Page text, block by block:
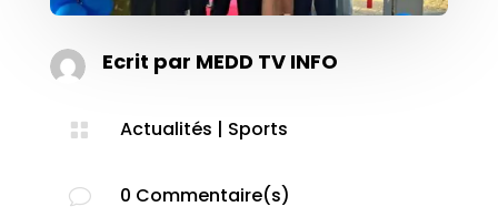
Ecrit par MEDD TV INFO
 Actualités | Sports
v 0 Commentaire(s)